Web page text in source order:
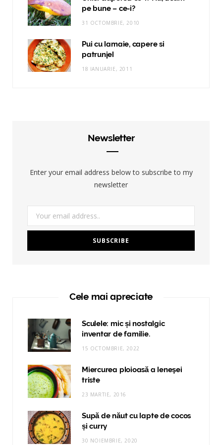
pe bune – ce-i?
31 OCTOMBRIE, 2010
Pui cu lamaie, capere si
patrunjel
18 IANUARIE, 2011
Newsletter
Enter your email address below to subscribe to my
newsletter
Cele mai apreciate
Sculele: mic și nostalgic
inventar de familie.
15 OCTOMBRIE, 2022
Miercurea ploioasă a leneşei
triste
23 MARTIE, 2016
Supă de năut cu lapte de cocos
și curry
30 NOIEMBRIE, 2020